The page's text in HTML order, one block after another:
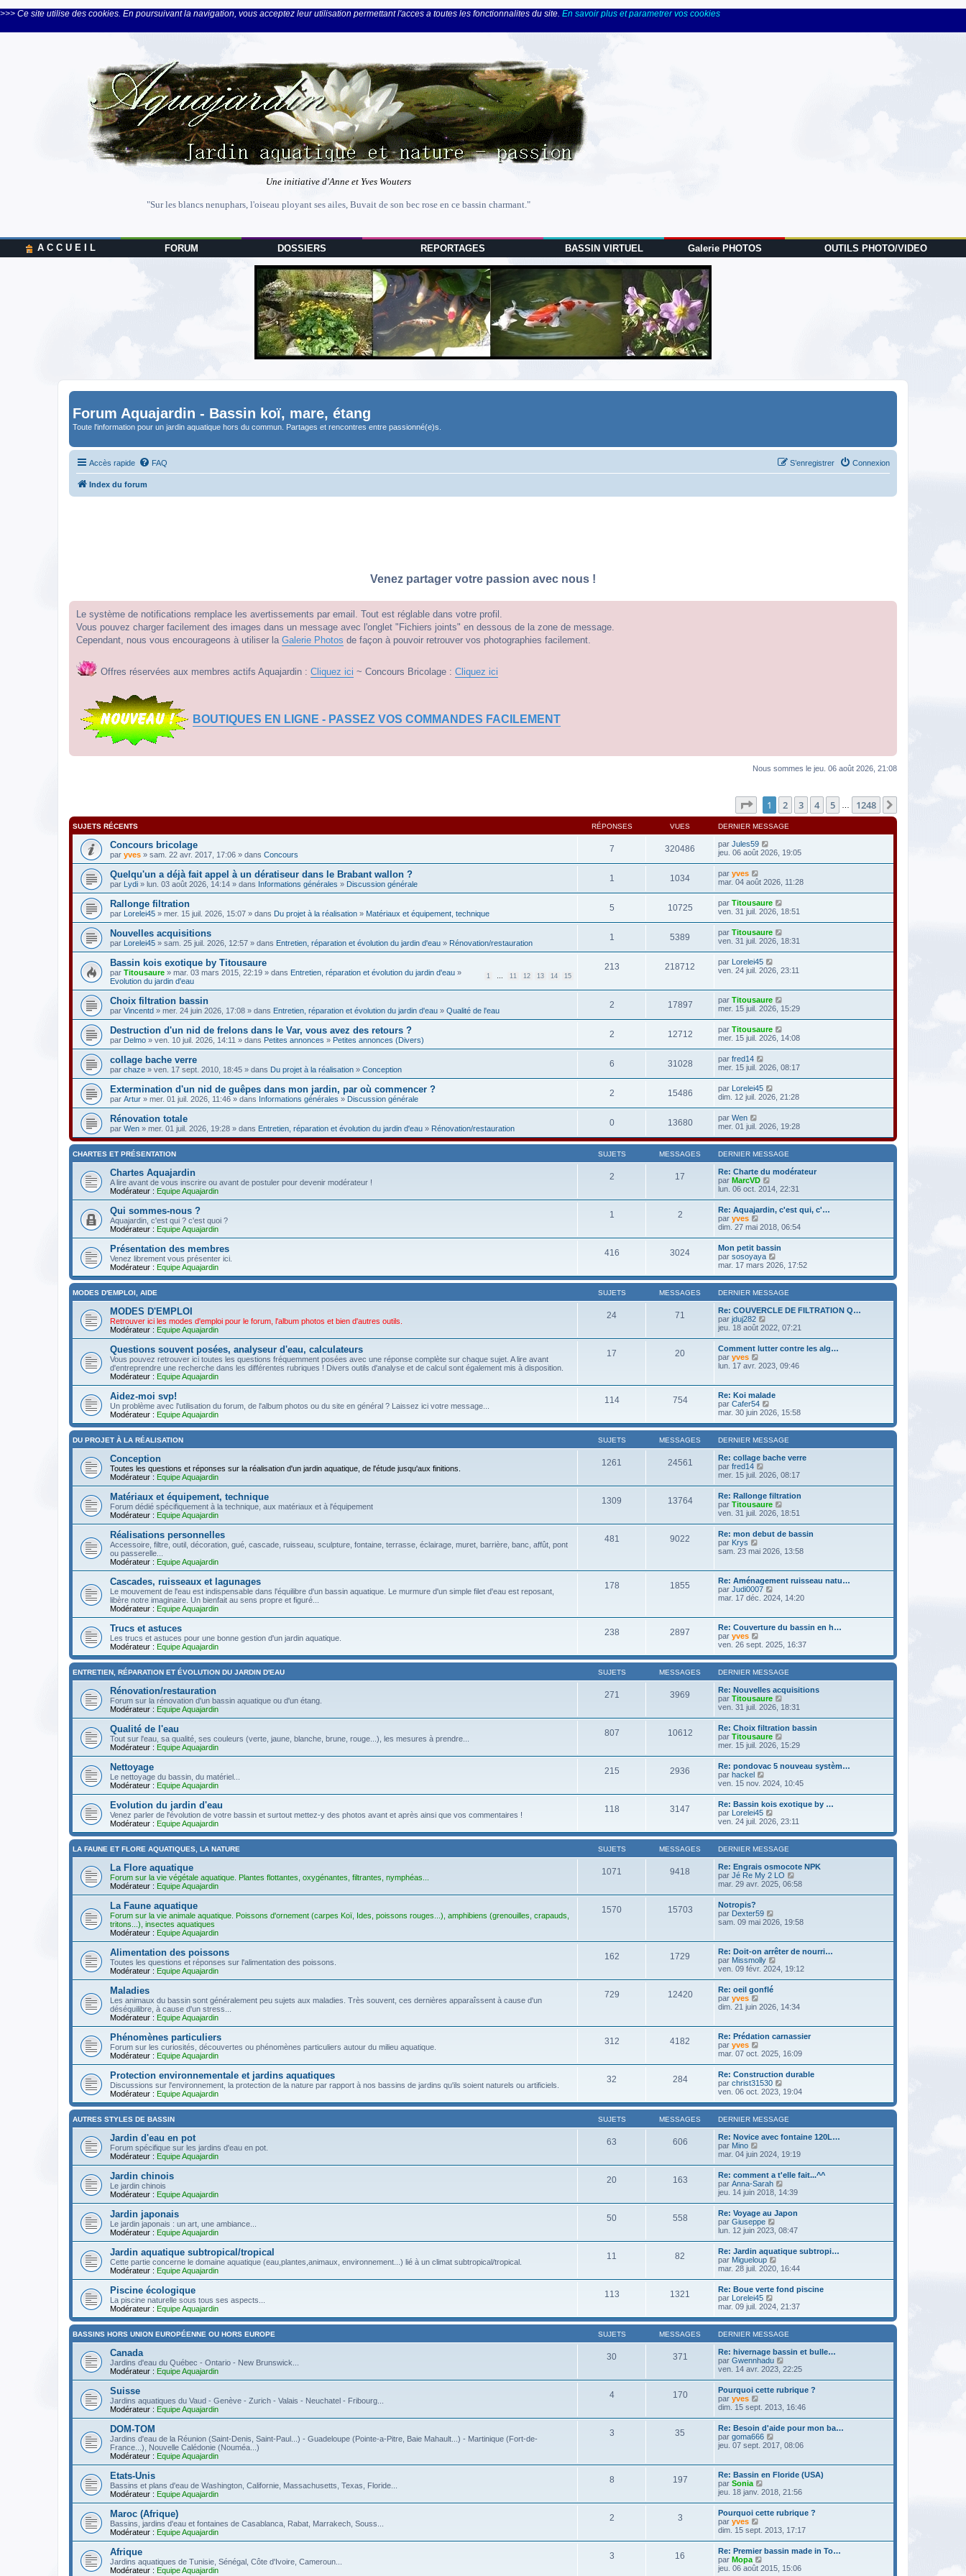
>>> Ce site utilise des cookies. En poursuivant la navigation, vous acceptez leur utilisation permettant l'acces a toutes les fonctionnalites du site. En savoir plus et parametrer vos cookies
Une initiative d'Anne et Yves Wouters
"Sur les blancs nenuphars, l'oiseau ployant ses ailes, Buvait de son bec rose en ce bassin charmant."
A C C U E I L FORUM DOSSIERS REPORTAGES BASSIN VIRTUEL Galerie PHOTOS OUTILS PHOTO/VIDEO
Forum Aquajardin - Bassin koï, mare, étang
Toute l'information pour un jardin aquatique hors du commun. Partages et rencontres entre passionné(e)s.
Accès rapide FAQ Connexion
S’enregistrer
Index du forum
Venez partager votre passion avec nous !
Le système de notifications remplace les avertissements par email. Tout est réglable dans votre profil.
Vous pouvez charger facilement des images dans un message avec l'onglet "Fichiers joints" en dessous de la zone de message.
Cependant, nous vous encourageons à utiliser la Galerie Photos de façon à pouvoir retrouver vos photographies facilement.
Offres réservées aux membres actifs Aquajardin : Cliquez ici ~ Concours Bricolage : Cliquez ici
BOUTIQUES EN LIGNE - PASSEZ VOS COMMANDES FACILEMENT
Nous sommes le jeu. 06 août 2026, 21:08
Page sur1248
1 2 3 4 5 1248
SUJETS RÉCENTS RÉPONSES VUES DERNIER MESSAGE
Concours bricolage
par yves » sam. 22 avr. 2017, 17:06 » dans Concours
7 320486 par Jules59
jeu. 06 août 2026, 19:05
Quelqu'un a déjà fait appel à un dératiseur dans le Brabant wallon ?
par Lydi » lun. 03 août 2026, 14:14 » dans Informations générales » Discussion générale
1 1034 par yves
mar. 04 août 2026, 11:28
Rallonge filtration
par Lorelei45 » mer. 15 juil. 2026, 15:07 » dans Du projet à la réalisation » Matériaux et équipement, technique
5 10725 par Titousaure
ven. 31 juil. 2026, 18:51
Nouvelles acquisitions
par Lorelei45 » sam. 25 juil. 2026, 12:57 » dans Entretien, réparation et évolution du jardin d'eau » Rénovation/restauration
1 5389 par Titousaure
ven. 31 juil. 2026, 18:31
Bassin kois exotique by Titousaure
1 11 12 13 14 15
par Titousaure » mar. 03 mars 2015, 22:19 » dans Entretien, réparation et évolution du jardin d'eau »
Evolution du jardin d'eau
213 218712 par Lorelei45
ven. 24 juil. 2026, 23:11
Choix filtration bassin
par Vincentd » mer. 24 juin 2026, 17:08 » dans Entretien, réparation et évolution du jardin d'eau » Qualité de l'eau
2 17897 par Titousaure
mer. 15 juil. 2026, 15:29
Destruction d'un nid de frelons dans le Var, vous avez des retours ?
par Delmo » ven. 10 juil. 2026, 14:11 » dans Petites annonces » Petites annonces (Divers)
2 12712 par Titousaure
mer. 15 juil. 2026, 14:08
collage bache verre
par chaze » ven. 17 sept. 2010, 18:45 » dans Du projet à la réalisation » Conception
6 31028 par fred14
mer. 15 juil. 2026, 08:17
Extermination d'un nid de guêpes dans mon jardin, par où commencer ?
par Artur » mer. 01 juil. 2026, 11:46 » dans Informations générales » Discussion générale
2 15486 par Lorelei45
dim. 12 juil. 2026, 21:28
Rénovation totale
par Wen » mer. 01 juil. 2026, 19:28 » dans Entretien, réparation et évolution du jardin d'eau » Rénovation/restauration
0 13680 par Wen
mer. 01 juil. 2026, 19:28
CHARTES ET PRÉSENTATION SUJETS MESSAGES DERNIER MESSAGE
Chartes Aquajardin
A lire avant de vous inscrire ou avant de postuler pour devenir modérateur !
Modérateur : Equipe Aquajardin
2 17
Re: Charte du modérateur
par MarcVD
o
l
e
d
e
r
n
i
e
r
m
e
s
a
lun. 06 oct. 2014, 22:31
Qui sommes-nous ?
Aquajardin, c'est qui ? c'est quoi ?
Modérateur : Equipe Aquajardin
1 2
Re: Aquajardin, c'est qui, c'…
par yves
o
l
e
d
e
n
i
e
r
m
e
s
a
dim. 27 mai 2018, 06:54
Présentation des membres
Venez librement vous présenter ici.
Modérateur : Equipe Aquajardin
416 3024
Mon petit bassin
par sosoyaya
o
r
l
d
e
r
n
i
e
m
s
g
e
mar. 17 mars 2026, 17:52
MODES D'EMPLOI, AIDE SUJETS MESSAGES DERNIER MESSAGE
MODES D'EMPLOI
Retrouver ici les modes d'emploi pour le forum, l'album photos et bien d'autres outils.
Modérateur : Equipe Aquajardin
24 71
Re: COUVERCLE DE FILTRATION Q…
par jduj282
o
l
e
d
r
n
i
e
r
m
e
s
s
g
jeu. 18 août 2022, 07:21
Questions souvent posées, analyseur d'eau, calculateurs
Vous pouvez retrouver ici toutes les questions fréquemment posées avec une réponse complète sur chaque sujet. A lire avant
d'entreprendre une recherche dans les différentes rubriques ! Divers outils d'analyse et de calcul sont également mis à disposition.
Modérateur : Equipe Aquajardin
17 20
Comment lutter contre les alg…
par yves
o
l
e
d
e
r
i
e
r
m
e
s
s
a
g
lun. 17 avr. 2023, 09:46
Aidez-moi svp!
Un problème avec l'utilisation du forum, de l'album photos ou du site en général ? Laissez ici votre message...
Modérateur : Equipe Aquajardin
114 754
Re: Koi malade
par Cafer54
o
r
l
d
e
r
n
i
e
r
m
e
s
a
mar. 30 juin 2026, 15:58
DU PROJET À LA RÉALISATION SUJETS MESSAGES DERNIER MESSAGE
Conception
Toutes les questions et réponses sur la réalisation d'un jardin aquatique, de l'étude jusqu'aux finitions.
Modérateur : Equipe Aquajardin
1261 24561
Re: collage bache verre
par fred14
o
l
e
d
e
r
i
r
m
e
s
s
g
e
mer. 15 juil. 2026, 08:17
Matériaux et équipement, technique
Forum dédié spécifiquement à la technique, aux matériaux et à l'équipement
Modérateur : Equipe Aquajardin
1309 13764
Re: Rallonge filtration
par Titousaure
o
l
e
d
r
n
e
m
e
s
a
g
ven. 31 juil. 2026, 18:51
Réalisations personnelles
Accessoire, filtre, outil, décoration, gué, cascade, ruisseau, sculpture, fontaine, terrasse, éclairage, muret, barrière, banc, affût, pont
ou passerelle...
Modérateur : Equipe Aquajardin
481 9022
Re: mon debut de bassin
par Krys
o
e
d
e
n
i
r
m
e
s
s
a
g
e
sam. 23 mai 2026, 13:58
Cascades, ruisseaux et lagunages
Le mouvement de l'eau est indispensable dans l'équilibre d'un bassin aquatique. Le murmure d'un simple filet d'eau est reposant,
libère notre imaginaire. Un bienfait au sens propre et figuré...
Modérateur : Equipe Aquajardin
178 1855
Re: Aménagement ruisseau natu…
par Judi0007
o
e
d
e
r
i
e
r
m
e
s
s
a
g
e
mar. 17 déc. 2024, 14:20
Trucs et astuces
Les trucs et astuces pour une bonne gestion d'un jardin aquatique.
Modérateur : Equipe Aquajardin
238 2897
Re: Couverture du bassin en h…
par yves
o
r
l
d
e
r
n
i
e
r
m
e
s
s
a
ven. 26 sept. 2025, 16:37
ENTRETIEN, RÉPARATION ET ÉVOLUTION DU JARDIN D'EAU SUJETS MESSAGES DERNIER MESSAGE
Rénovation/restauration
Forum sur la rénovation d'un bassin aquatique ou d'un étang.
Modérateur : Equipe Aquajardin
271 3969
Re: Nouvelles acquisitions
par Titousaure
o
l
e
d
e
r
e
r
m
e
s
s
g
ven. 31 juil. 2026, 18:31
Qualité de l'eau
Tout sur l'eau, sa qualité, ses couleurs (verte, jaune, blanche, brune, rouge...), les mesures à prendre...
Modérateur : Equipe Aquajardin
807 10612
Re: Choix filtration bassin
par Titousaure
o
l
e
d
e
r
i
e
r
m
e
s
s
a
mer. 15 juil. 2026, 15:29
Nettoyage
Le nettoyage du bassin, du matériel...
Modérateur : Equipe Aquajardin
215 2936
Re: pondovac 5 nouveau systèm…
par hackel
o
l
e
d
e
n
i
e
r
m
e
s
a
ven. 15 nov. 2024, 10:45
Evolution du jardin d'eau
Venez parler de l'évolution de votre bassin et surtout mettez-y des photos avant et après ainsi que vos commentaires !
Modérateur : Equipe Aquajardin
118 3147
Re: Bassin kois exotique by …
par Lorelei45
o
r
l
d
e
r
n
i
m
s
s
a
g
ven. 24 juil. 2026, 23:11
LA FAUNE ET FLORE AQUATIQUES, LA NATURE SUJETS MESSAGES DERNIER MESSAGE
La Flore aquatique
Forum sur la vie végétale aquatique. Plantes flottantes, oxygénantes, filtrantes, nymphéas...
Modérateur : Equipe Aquajardin
1071 9418
Re: Engrais osmocote NPK
par Jé Re My 2 LO
o
e
d
r
n
e
r
s
s
g
e
mar. 29 avr. 2025, 06:58
La Faune aquatique
Forum sur la vie animale aquatique. Poissons d'ornement (carpes Koï, Ides, poissons rouges...), amphibiens (grenouilles, crapauds,
tritons...), insectes aquatiques
Modérateur : Equipe Aquajardin
1570 15703
Notropis?
par Dexter59
o
l
e
d
e
r
e
m
e
s
s
a
g
e
sam. 09 mai 2026, 19:58
Alimentation des poissons
Toutes les questions et réponses sur l'alimentation des poissons.
Modérateur : Equipe Aquajardin
162 1729
Re: Doit-on arrêter de nourri…
par Missmolly
o
d
r
n
e
r
m
e
s
s
a
e
ven. 09 févr. 2024, 19:12
Maladies
Les animaux du bassin sont généralement peu sujets aux maladies. Très souvent, ces dernières apparaîssent à cause d'un
déséquilibre, à cause d'un stress...
Modérateur : Equipe Aquajardin
729 12420
Re: oeil gonflé
par yves
o
l
e
d
e
r
n
i
e
r
m
e
s
s
g
dim. 21 juin 2026, 14:34
Phénomènes particuliers
Forum sur les curiosités, découvertes ou phénomènes particuliers autour du milieu aquatique.
Modérateur : Equipe Aquajardin
312 4182
Re: Prédation carnassier
par yves
o
l
e
d
e
n
i
e
m
e
s
s
a
mar. 07 oct. 2025, 16:09
Protection environnementale et jardins aquatiques
Discussions sur l'environnement, la protection de la nature par rapport à nos bassins de jardins qu'ils soient naturels ou artificiels.
Modérateur : Equipe Aquajardin
32 284
Re: Construction durable
par christ31530
o
r
l
d
e
r
n
i
e
m
e
s
s
a
ven. 06 oct. 2023, 19:04
AUTRES STYLES DE BASSIN SUJETS MESSAGES DERNIER MESSAGE
Jardin d'eau en pot
Forum spécifique sur les jardins d'eau en pot.
Modérateur : Equipe Aquajardin
63 606
Re: Novice avec fontaine 120L…
par Mino
o
l
e
d
e
r
n
i
e
r
m
e
s
s
a
g
e
mar. 04 juin 2024, 19:19
Jardin chinois
Le jardin chinois
Modérateur : Equipe Aquajardin
20 163
Re: comment a t'elle fait...^^
par Anna-Sarah
o
l
e
d
e
r
i
e
r
m
e
s
s
g
jeu. 14 juin 2018, 14:39
Jardin japonais
Le jardin japonais : un art, une ambiance...
Modérateur : Equipe Aquajardin
50 558
Re: Voyage au Japon
par Giuseppe
o
l
e
d
e
r
i
e
r
m
e
s
s
a
g
lun. 12 juin 2023, 08:47
Jardin aquatique subtropical/tropical
Cette partie concerne le domaine aquatique (eau,plantes,animaux, environnement...) lié à un climat subtropical/tropical.
Modérateur : Equipe Aquajardin
11 82
Re: Jardin aquatique subtropi…
par Migueloup
o
r
l
e
d
e
n
i
e
r
m
e
s
a
mar. 28 juil. 2020, 16:44
Piscine écologique
La piscine naturelle sous tous ses aspects...
Modérateur : Equipe Aquajardin
113 1321
Re: Boue verte fond piscine
par Lorelei45
o
r
l
d
e
r
n
i
e
m
e
s
a
mar. 09 juil. 2024, 21:37
BASSINS HORS UNION EUROPÉENNE OU HORS EUROPE SUJETS MESSAGES DERNIER MESSAGE
Canada
Jardins d'eau du Québec - Ontario - New Brunswick...
Modérateur : Equipe Aquajardin
30 371
Re: hivernage bassin et bulle…
par Gwennhadu
o
r
l
e
d
e
r
i
r
m
e
s
s
a
g
ven. 14 avr. 2023, 22:25
Suisse
Jardins aquatiques du Vaud - Genève - Zurich - Valais - Neuchatel - Fribourg...
Modérateur : Equipe Aquajardin
4 170
Pourquoi cette rubrique ?
par yves
o
l
e
d
r
n
i
e
r
m
e
s
s
a
g
e
dim. 15 sept. 2013, 16:46
DOM-TOM
Jardins d'eau de la Réunion (Saint-Denis, Saint-Paul...) - Guadeloupe (Pointe-a-Pitre, Baie Mahault...) - Martinique (Fort-de-
France...), Nouvelle Calédonie (Nouméa...)
Modérateur : Equipe Aquajardin
3 35
Re: Besoin d'aide pour mon ba…
par goma666
o
l
e
d
e
r
n
e
r
m
e
s
s
jeu. 07 sept. 2017, 08:06
Etats-Unis
Bassins et plans d'eau de Washington, Californie, Massachusetts, Texas, Floride...
Modérateur : Equipe Aquajardin
8 197
Re: Bassin en Floride (USA)
par Sonia
o
l
e
d
e
r
i
jeu. 18 janv. 2018, 21:56
Maroc (Afrique)
Bassins, jardins d'eau et fontaines de Casablanca, Rabat, Marrakech, Souss...
Modérateur : Equipe Aquajardin
2 3
Pourquoi cette rubrique ?
par yves
o
l
e
d
dim. 15 sept. 2013, 17:17
Afrique
Jardins aquatiques de Tunisie, Sénégal, Côte d'Ivoire, Cameroun...
Modérateur : Equipe Aquajardin
3 16
Re: Premier bassin made in To…
par Mopa
o
jeu. 06 août 2015, 15:06